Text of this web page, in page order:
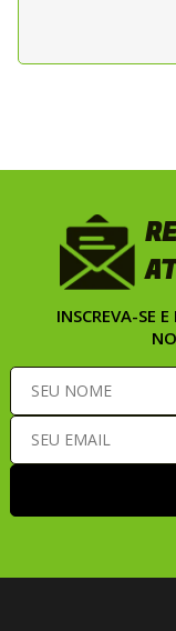
INSCREVA-SE